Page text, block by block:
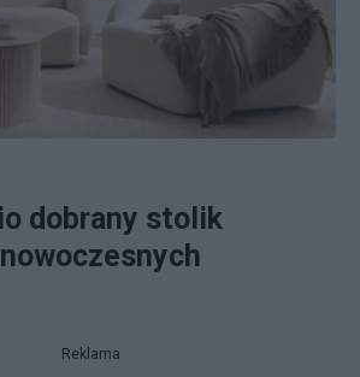
dobrany stolik
Reklama